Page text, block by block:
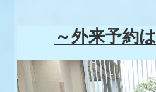
医師紹介
アクセス
～外来予約は